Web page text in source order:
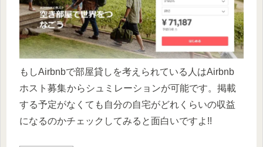
もしAirbnbで部屋貸しを考えられている人はAirbnb
ホスト募集からシュミレーションが可能です。掲載
する予定がなくても自分の自宅がどれくらいの収益
になるのかチェックしてみると面白いですよ!!